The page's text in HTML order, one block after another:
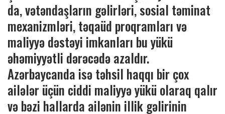
da, vətəndaşların gəlirləri, sosial təminat
mexanizmləri, təqaüd proqramları və
maliyyə dəstəyi imkanları bu yükü
əhəmiyyətli dərəcədə azaldır.
Azərbaycanda isə təhsil haqqı bir çox
ailələr üçün ciddi maliyyə yükü olaraq qalır
və bəzi hallarda ailənin illik gəlirinin